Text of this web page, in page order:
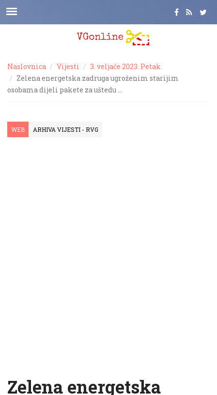
Naslovnica Vijesti
3. veljače 2023. Petak
Zelena energetska zadruga ugroženim starijim
osobama dijeli pakete za uštedu …
WEB ARHIVA VIJESTI - RVG
Zelena energetska